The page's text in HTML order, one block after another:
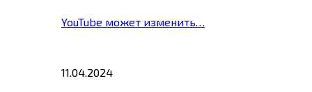
YouTube может изменить…
11.04.2024